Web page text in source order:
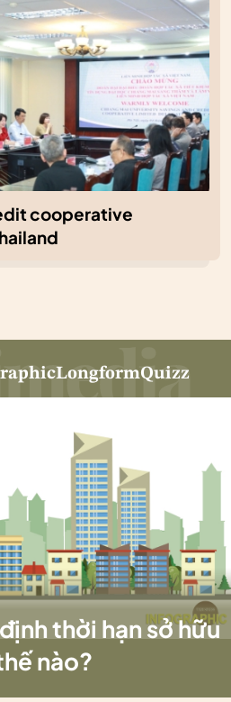
cooperative
LongformQuizz
thời hạn sở hữu
nào?